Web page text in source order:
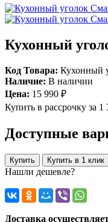
Кухонный
Код Товара: Кухонный
Наличие: В наличии
Цена: 15 990 ₽
Купить в рассрочку за 1
Доступные
Купить Купить в 1 клик
Нашли дешевле?
Доставка